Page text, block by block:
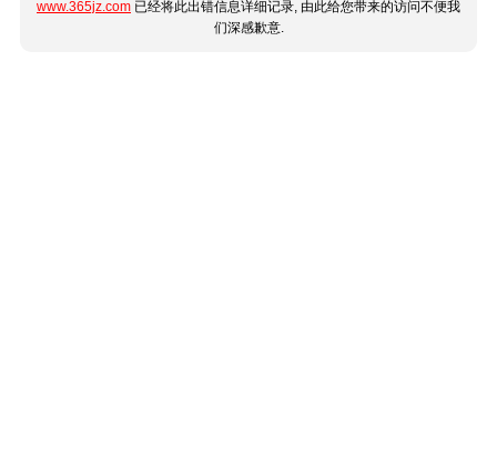
www.365jz.com 已经将此出错信息详细记录, 由此给您带来的访问不便我
们深感歉意.